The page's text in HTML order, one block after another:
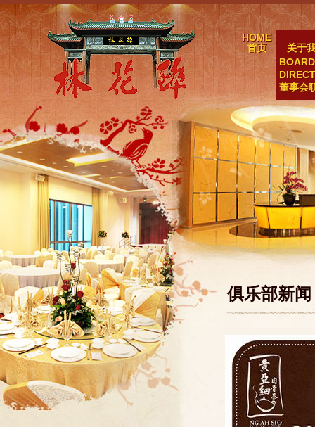
醉花林俱乐部
HOME
首页 关于
董事会
俱乐部新闻